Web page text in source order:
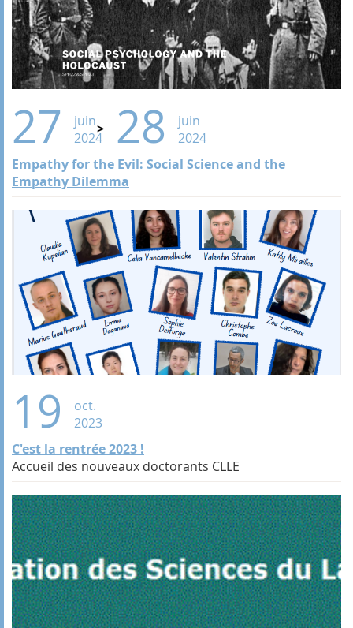
27
juin
2024
28
juin
2024
Empathy for the Evil: Social Science and the
Empathy Dilemma
19
oct.
2023
C'est la rentrée 2023 !
Accueil des nouveaux doctorants CLLE